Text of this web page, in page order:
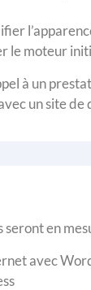
le moteur
à un
un site de
en
avec